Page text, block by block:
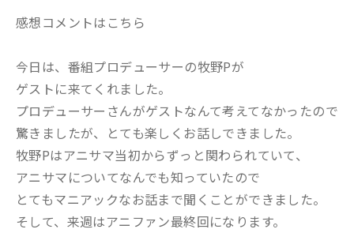
感想コメントはこちら
今日は、番組プロデューサーの牧野Pが
ゲストに来てくれました。
プロデューサーさんがゲストなんて考えてなかったので
驚きましたが、とても楽しくお話しできました。
牧野Pはアニサマ当初からずっと関わられていて、
アニサマについてなんでも知っていたので
とてもマニアックなお話まで聞くことができました。
そして、来週はアニファン最終回になります。